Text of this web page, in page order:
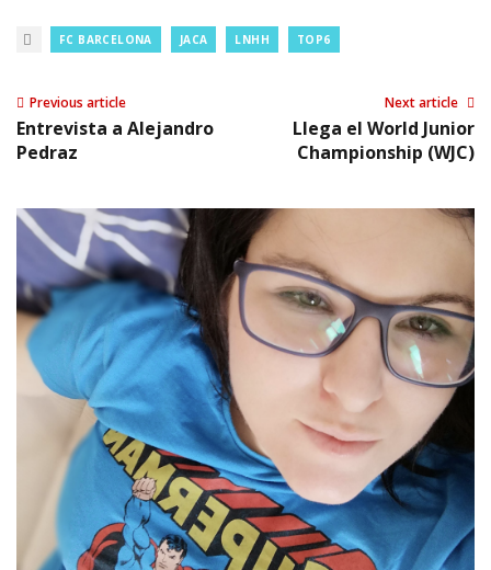
FC BARCELONA JACA LNHH TOP6
Previous article
Entrevista a Alejandro
Pedraz
Next article
Llega el World Junior
Championship (WJC)